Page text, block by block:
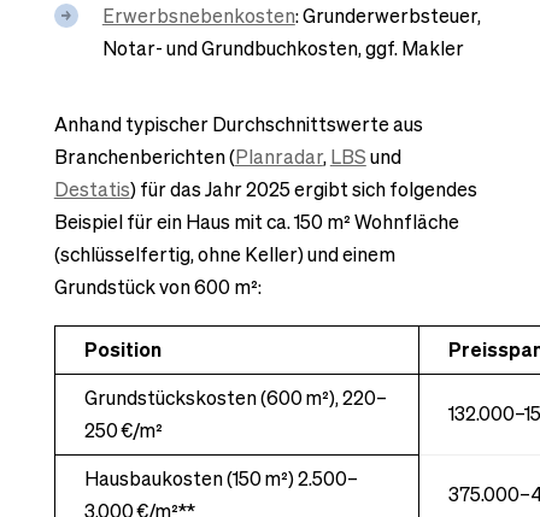
Erwerbsnebenkosten: Grunderwerbsteuer,
Notar- und Grundbuchkosten, ggf. Makler
Anhand typischer Durchschnittswerte aus
Branchenberichten (Planradar,LBSund
Destatis) für das Jahr 2025 ergibt sich folgendes
Beispiel für ein Haus mit ca. 150 m² Wohnfläche
(schlüsselfertig, ohne Keller) und einem
Grundstück von 600 m²:
Position
Grundstückskosten (600 m²), 220–
250 €/m²
Hausbaukosten (150 m²) 2.500–
3.000 €/m²**